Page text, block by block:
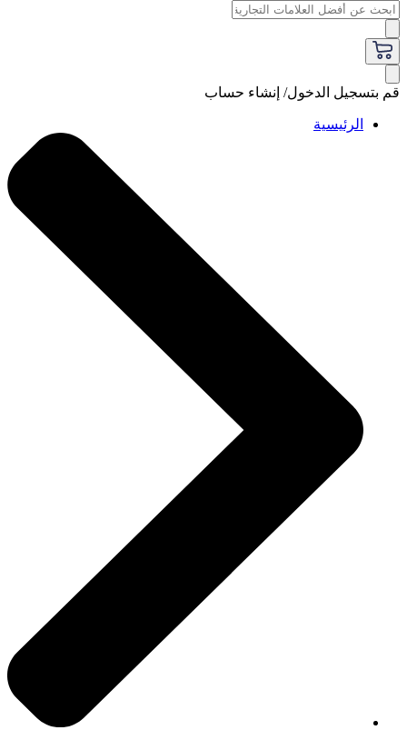
قم بتسجيل الدخول/ إنشاء حساب
الرئيسية